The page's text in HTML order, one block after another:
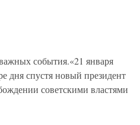
события.«21 января
дня спустя новый президент
советскими властями